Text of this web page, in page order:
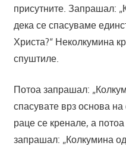
присутните. Запрашал:
дека се спасуваме
Христа?“ Неколкумина
спуштиле.
Потоа запрашал:
спасувате врз основа
раце се кренале, а
запрашал: „Колкумина